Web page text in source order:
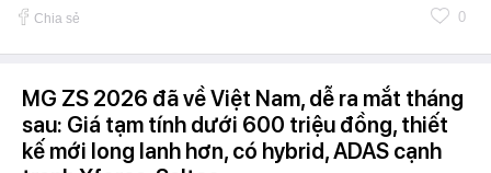
Chia sẻ 0
MG ZS 2026 đã về Việt Nam, dễ ra mắt tháng
sau: Giá tạm tính dưới 600 triệu đồng, thiết
kế mới long lanh hơn, có hybrid, ADAS cạnh